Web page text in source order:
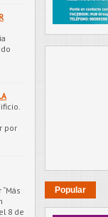
por
8 de
Popular